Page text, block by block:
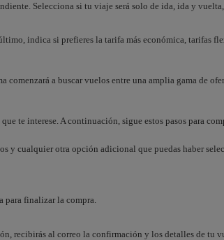
Selecciona si tu viaje será solo de ida, ida y
indica si prefieres la tarifa más económica, tarifas
a buscar vuelos entre una amplia gama de
te interese. A continuación, sigue estos pasos para
y cualquier otra opción adicional que puedas haber
para finalizar la compra.
recibirás al correo la confirmación y los detalles de tu